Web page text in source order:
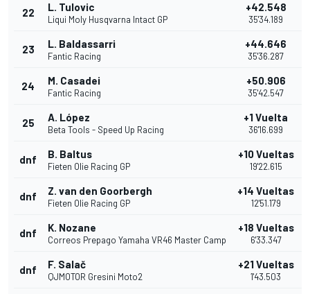
22 L. Tulovic
Liqui Moly Husqvarna Intact GP
+42.548
35'34.189
23 L. Baldassarri
Fantic Racing
+44.646
35'36.287
24 M. Casadei
Fantic Racing
+50.906
35'42.547
25 A. López
Beta Tools - Speed Up Racing
+1 Vuelta
36'16.699
dnf B. Baltus
Fieten Olie Racing GP
+10 Vueltas
19'22.615
dnf Z. van den Goorbergh
Fieten Olie Racing GP
+14 Vueltas
12'51.179
dnf K. Nozane
Correos Prepago Yamaha VR46 Master Camp
+18 Vueltas
6'33.347
dnf F. Salač
QJMOTOR Gresini Moto2
+21 Vueltas
1'43.503